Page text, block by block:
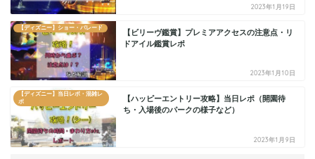
2023年1月19日
【ディズニー】ショー・パレード
【ビリーヴ鑑賞】プレミアアクセスの注意点・リ
ドアイル鑑賞レポ
2023年1月10日
【ディズニー】当日レポ・混雑レ
ポ
【ハッピーエントリー攻略】当日レポ（開園待
ち・入場後のパークの様子など）
2023年1月9日